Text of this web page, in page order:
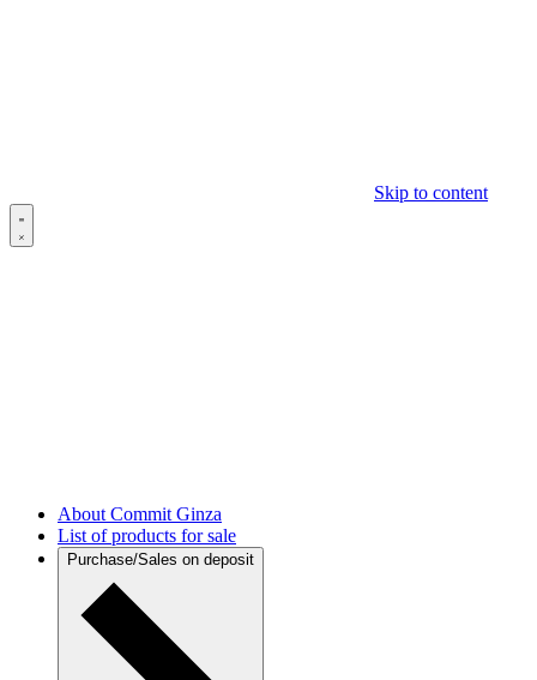
Skip to content
About Commit Ginza
List of products for sale
Purchase/Sales on deposit